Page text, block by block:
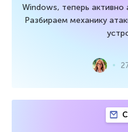
Windows, теперь
Разбираем механику